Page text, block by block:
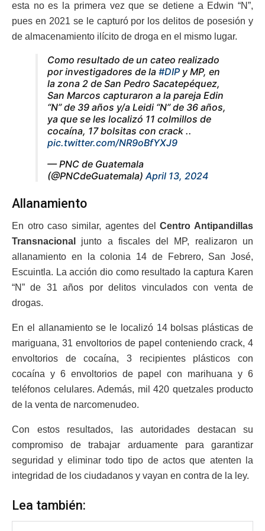
esta no es la primera vez que se detiene a Edwin “N”,
pues en 2021 se le capturó por los delitos de posesión y
de almacenamiento ilícito de droga en el mismo lugar.
Como resultado de un cateo realizado
por investigadores de la #DIP y MP, en
la zona 2 de San Pedro Sacatepéquez,
San Marcos capturaron a la pareja Edin
“N” de 39 años y/a Leidi “N” de 36 años,
ya que se les localizó 11 colmillos de
cocaína, 17 bolsitas con crack ..
pic.twitter.com/NR9oBfYXJ9
— PNC de Guatemala
(@PNCdeGuatemala)April 13, 2024
Allanamiento
En otro caso similar, agentes delCentro Antipandillas
Transnacional
junto a fiscales del MP, realizaron un
allanamiento en la colonia 14 de Febrero, San José,
Escuintla. La acción dio como resultado la captura Karen
“N” de 31 años por delitos vinculados con venta de
drogas.
En el allanamiento se le localizó 14 bolsas plásticas de
mariguana, 31 envoltorios de papel conteniendo crack, 4
envoltorios de cocaína, 3 recipientes plásticos con
cocaína y 6 envoltorios de papel con marihuana y 6
teléfonos celulares. Además, mil 420 quetzales producto
de la venta de narcomenudeo.
Con estos resultados, las autoridades destacan su
compromiso de trabajar arduamente para garantizar
seguridad y eliminar todo tipo de actos que atenten la
integridad de los ciudadanos y vayan en contra de la ley.
Lea también: